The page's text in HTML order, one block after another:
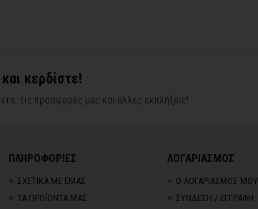
κερδίστε!
τις προσφορές μας και άλλες εκπλήξεις!
ΠΛΗΡΟΦΟΡΙΕΣ
ΣΧΕΤΙΚΑ ΜΕ ΕΜΑΣ
ΤΑ ΠΡΟΪΟΝΤΑ ΜΑΣ
ΛΟΓΑΡΙΑΣΜΟΣ
Ο ΛΟΓΑΡΙΑΣΜΟΣ ΜΟΥ
ΣΥΝΔΕΣΗ / ΕΓΓΡΑΦΗ